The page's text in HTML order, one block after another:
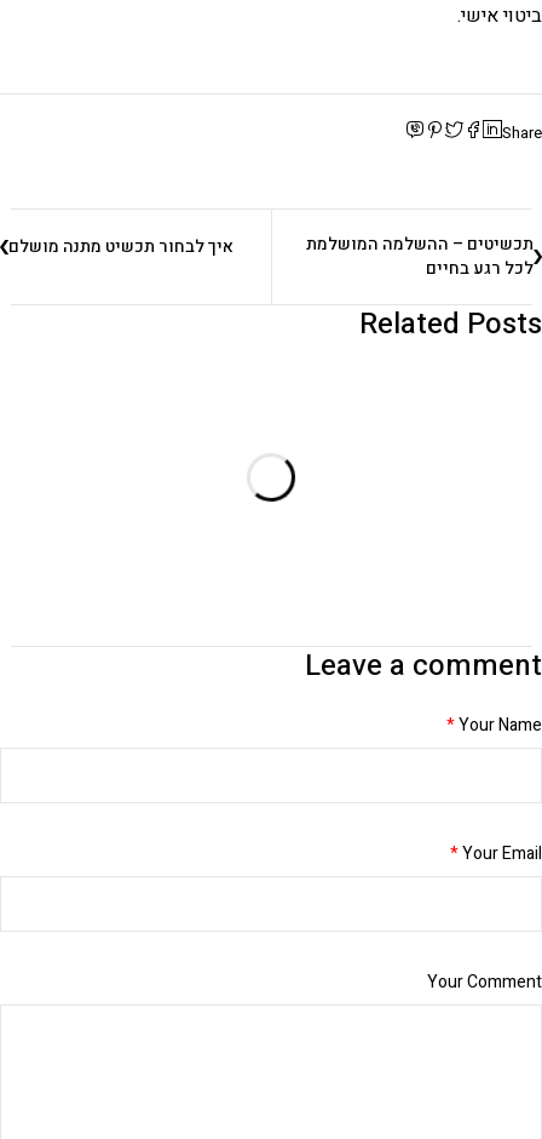
ביטוי אישי.
Share
תכשיטים – ההשלמה המושלמת
לכל רגע בחיים
איך לבחור תכשיט מתנה מושלם
Related Posts
Leave a comment
Your Name
*
Your Email
*
Your Comment